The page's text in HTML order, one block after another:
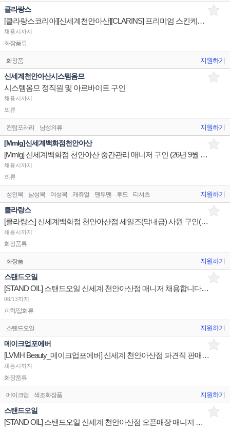
클라랑스
[클라랑스코리아][신세계천안아산][CLARINS] 프리미엄 스킨케어 화장품 백화점 매장 직원 채용 건 안내
채용시까지
화장품류
화장품 지원하기
신세계천안아산시스템옴므
시스템옴므 정직원 및 아르바이트 구인
채용시까지
의류
컨텀포러리 남성의류 지원하기
[Mmlg]신세계백화점천안아산
[Mmlg] 신세계백화점 천안아산 중간관리 매니저 구인 (26년 9월 18일 오픈예정)
채용시까지
의류
성인복 남성복 여성복 캐쥬얼 맨투맨 후드 티셔츠 지원하기
클라랑스
[클라랑스] 신세계백화점 천안아산점 세일즈(막내급) 사원 구인(ASAP)
채용시까지
화장품류
화장품 지원하기
스탠드오일
[STAND OIL] 스탠드오일 신세계 천안아산점 매니저 채용합니다 (9/18오픈)
08/13까지
피혁/잡화류
스탠드오일 지원하기
메이크업포에버
[LVMH Beauty_메이크업포에버] 신세계 천안아산점 파견직 판매사원 채용
채용시까지
화장품류
메이크업 색조화장품 지원하기
스탠드오일
[STAND OIL] 스탠드오일 신세계 천안아산점 오픈매장 매니저 구인 (9/18오픈)